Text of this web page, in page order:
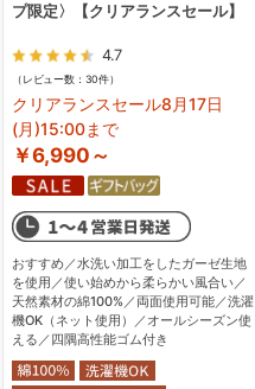
プ限定〉【クリアランスセール】
4.7
（レビュー数：30件）
クリアランスセール8月17日
(月)15:00まで
￥6,990～
おすすめ／水洗い加工をしたガーゼ生地
を使用／使い始めから柔らかい風合い／
天然素材の綿100%／両面使用可能／洗濯
機OK（ネット使用）／オールシーズン使
える／四隅高性能ゴム付き